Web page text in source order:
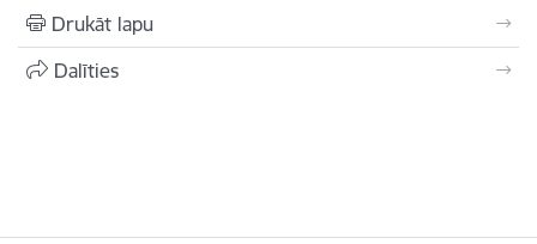
Drukāt lapu
Dalīties